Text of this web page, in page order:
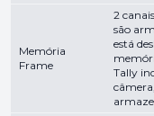
Memória
Frame
2
são
está
Tally